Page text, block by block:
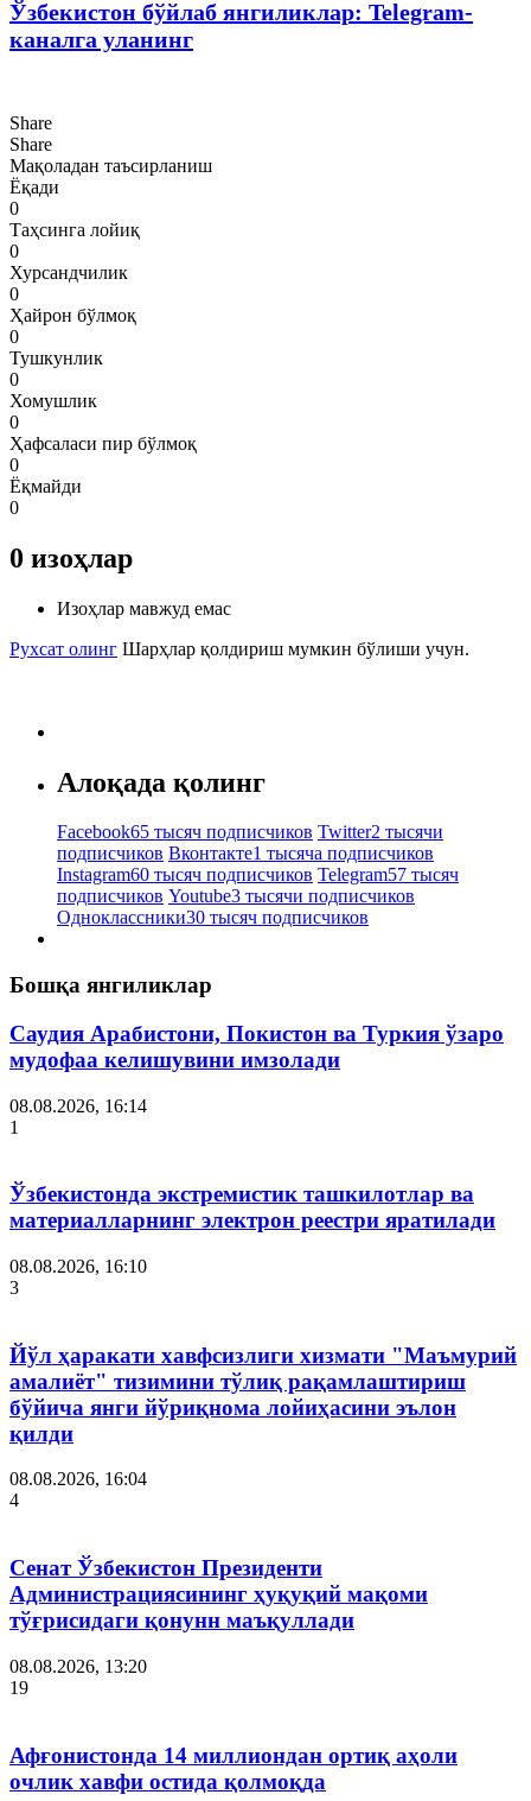
Ўзбекистон бўйлаб янгиликлар: Telegram-
каналга уланинг
Share
Share
Мақоладан таъсирланиш
Ёқади
0
Таҳсинга лойиқ
0
Хурсандчилик
0
Ҳайрон бўлмоқ
0
Тушкунлик
0
Хомушлик
0
Ҳафсаласи пир бўлмоқ
0
Ёқмайди
0
0 изоҳлар
Изоҳлар мавжуд емас
Рухсат олинг Шарҳлар қолдириш мумкин бўлиши учун.
Алоқада қолинг
Facebook65 тысяч подписчиков Twitter2 тысячи
подписчиков Вконтакте1 тысяча подписчиков
Instagram60 тысяч подписчиков Telegram57 тысяч
подписчиков Youtube3 тысячи подписчиков
Одноклассники30 тысяч подписчиков
Бошқа янгиликлар
Саудия Арабистони, Покистон ва Туркия ўзаро
мудофаа келишувини имзолади
08.08.2026, 16:14
1
Ўзбекистонда экстремистик ташкилотлар ва
материалларнинг электрон реестри яратилади
08.08.2026, 16:10
3
Йўл ҳаракати хавфсизлиги хизмати "Маъмурий
амалиёт" тизимини тўлиқ рақамлаштириш
бўйича янги йўриқнома лойиҳасини эълон
қилди
08.08.2026, 16:04
4
Сенат Ўзбекистон Президенти
Администрациясининг ҳуқуқий мақоми
тўғрисидаги қонунн маъқуллади
08.08.2026, 13:20
19
Афғонистонда 14 миллиондан ортиқ аҳоли
очлик хавфи остида қолмоқда